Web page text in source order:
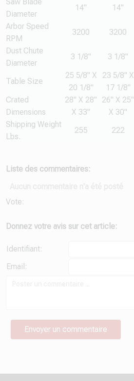
Diameter
14" 14"
Arbor Speed
RPM
3200 3200
Dust Chute
Diameter
3 1/8" 3 1/8"
Table Size
25 5/8" X
20 1/8"
23 5/8" X
17 1/8"
Crated
Dimensions
28" X 28"
X 33"
26" X 25"
X 30"
Shipping Weight
Lbs.
255 222
Liste des commentaires:
Vote:
Donnez votre avis sur cet article:
Identifiant:
Email: